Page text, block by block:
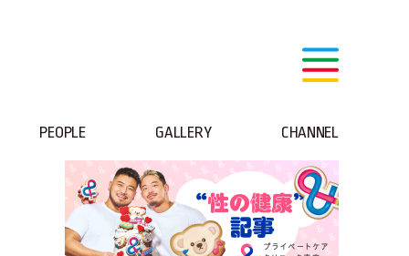
PEOPLE GALLERY CHANNEL